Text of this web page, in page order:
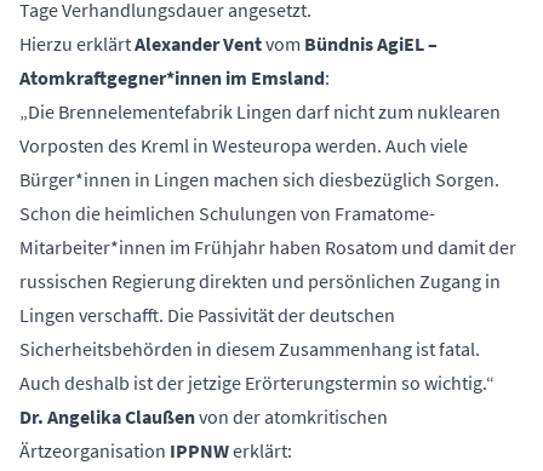
Tage Verhandlungsdauer angesetzt.
Hierzu erklärtAlexander Ventvom Bündnis AgiEL –
Atomkraftgegner*innen im Emsland:
„Die Brennelementefabrik Lingen darf nicht zum nuklearen
Vorposten des Kreml in Westeuropa werden. Auch viele
Bürger*innen in Lingen machen sich diesbezüglich Sorgen.
Schon die heimlichen Schulungen von Framatome-
Mitarbeiter*innen im Frühjahr haben Rosatom und damit der
russischen Regierung direkten und persönlichen Zugang in
Lingen verschafft. Die Passivität der deutschen
Sicherheitsbehörden in diesem Zusammenhang ist fatal.
Auch deshalb ist der jetzige Erörterungstermin so wichtig.“
Dr. Angelika Claußenvon der atomkritischen
Ärtzeorganisation IPPNWerklärt: